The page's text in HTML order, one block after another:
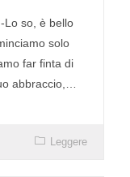
Lo so, è bello
solo
far finta di
abbraccio,…
Leggere